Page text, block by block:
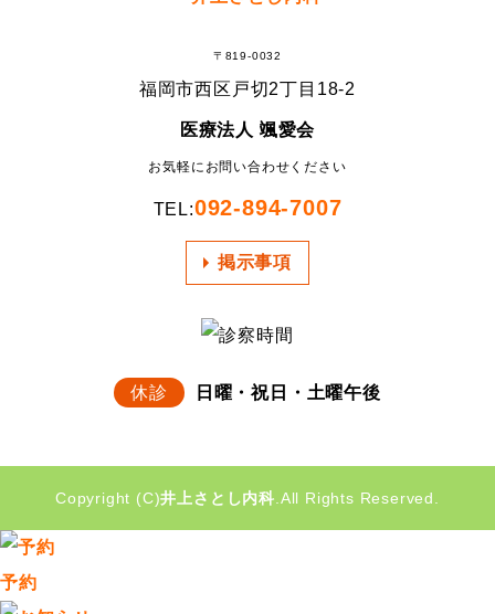
〒819-0032
福岡市西区戸切2丁目18-2
医療法人 颯愛会
お気軽にお問い合わせください
TEL:092-894-7007
掲示事項
休診 日曜・祝日・土曜午後
Copyright (C)井上さとし内科 .All Rights Reserved.
予約